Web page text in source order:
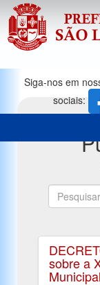
Siga-nos em
sociais:
sobre a